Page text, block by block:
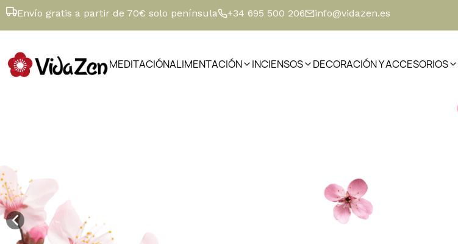
Envío gratis a partir de 70€ solo península +34 695 500 206 info@vidazen.es
MEDITACIÓNALIMENTACIÓN INCIENSOS DECORACIÓN Y ACCESORIOS